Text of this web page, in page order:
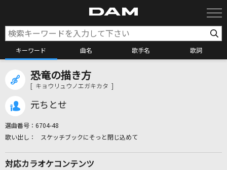
キーワード 曲名 歌手名 歌詞
カラオケ検索
恐竜の描き方
[ キョウリュウノエガキカタ ]
元ちとせ
選曲番号： 6704-48
スケッチブックにそっと閉じ込めて
対応カラオケコンテンツ